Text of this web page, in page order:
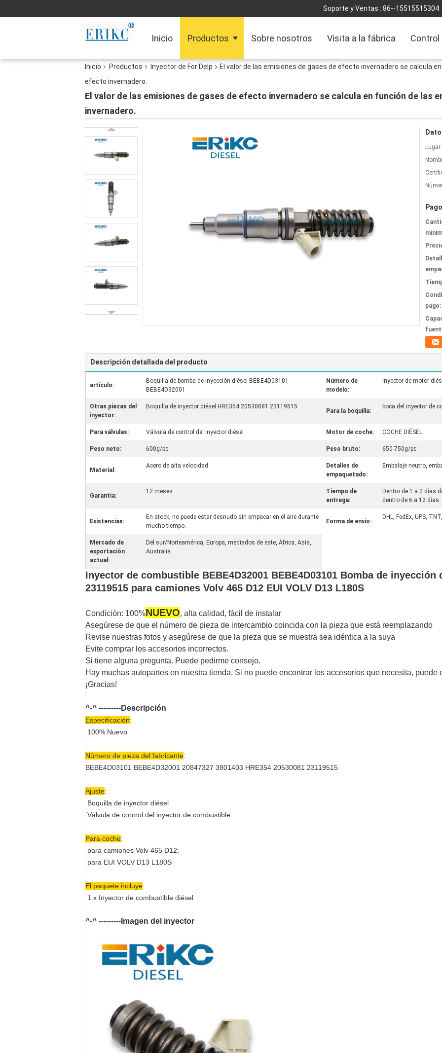
Soporte y Ventas : 86--15515515304
Inicio Productos Sobre nosotros Visita a la fábrica Control
Inicio Productos Inyector de For Delp
El valor de las emisiones de gases de efecto invernadero se calcula
efecto invernadero.
El valor de las emisiones de gases de efecto invernadero se calcula en función de las
invernadero.
pago:
Descripción detallada del producto
artículo:
Boquilla de bomba de inyección diésel BEBE4D03101
BEBE4D32001
Número de
modelo:
Inyector de motor
Otras piezas del
inyector:
Boquilla de inyector diésel HRE354 20530081 23119515
Para la boquilla:
boca del inyector de
Para válvulas: Válvula de control del inyector diésel Motor de coche: COCHE DIÉSEL
Peso neto: 600g/pc Peso bruto: 650-750g/pc
Material:
Acero de alta velocidad
Detalles de
empaquetado:
Embalaje neutro,
Garantía:
12 meses
Tiempo de
entrega:
Dentro de 1 a 2 días
dentro de 6 a 12 días.
Existencias:
En stock, no puede estar desnudo sin empacar en el aire durante
mucho tiempo.
Forma de envío:
DHL, FedEx, UPS,
Mercado de
exportación
actual:
Del sur/Norteamérica, Europa, mediados de este, África, Asia,
Australia.
Inyector de combustible BEBE4D32001 BEBE4D03101 Bomba de inyección
23119515 para camiones Volv 465 D12 EUI VOLV D13 L180S
Condición: 100%NUEVO, alta calidad, fácil de instalar
Asegúrese de que el número de pieza de intercambio coincida con la pieza que está reemplazando
Revise nuestras fotos y asegúrese de que la pieza que se muestra sea idéntica a la suya
Evite comprar los accesorios incorrectos.
Si tiene alguna pregunta. Puede pedirme consejo.
Hay muchas autopartes en nuestra tienda. Si no puede encontrar los accesorios que necesita, puede
¡Gracias!
^-^ ---------Descripción
Especificación:
100% Nuevo
Número de pieza del fabricante:
BEBE4D03101 BEBE4D32001 20847327 3801403 HRE354 20530081 23119515
Ajuste:
Boquilla de inyector diésel
Válvula de control del inyector de combustible
Para coche:
para camiones Volv 465 D12;
para EUI VOLV D13 L180S
El paquete incluye:
1 x Inyector de combustible diésel
^-^ ---------Imagen del inyector